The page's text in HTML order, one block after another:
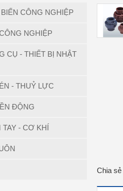
CÔNG NGHIỆP
NGHIỆP
CỤ - THIẾT BỊ NHẬT
- THUỶ LỰC
ĐỘNG
- CƠ KHÍ
Chia